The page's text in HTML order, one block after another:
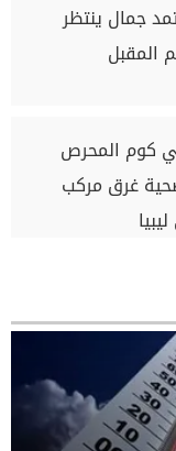
جمال ينتظر
المقبل
كوم المحرص
غرق مركب